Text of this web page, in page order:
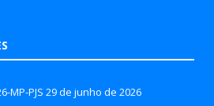
MP-PJS 29 de junho de 2026